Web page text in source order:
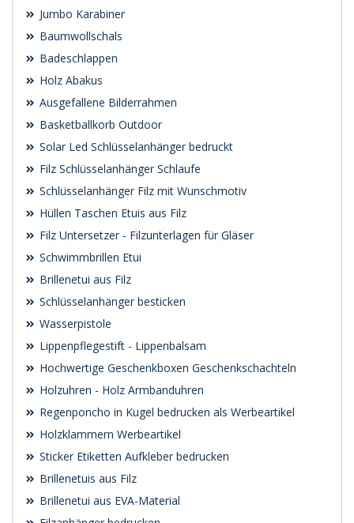
Jumbo Karabiner
Baumwollschals
Badeschlappen
Holz Abakus
Ausgefallene Bilderrahmen
Basketballkorb Outdoor
Solar Led Schlüsselanhänger bedruckt
Filz Schlüsselanhänger Schlaufe
Schlüsselanhänger Filz mit Wunschmotiv
Hüllen Taschen Etuis aus Filz
Filz Untersetzer - Filzunterlagen für Gläser
Schwimmbrillen Etui
Brillenetui aus Filz
Schlüsselanhänger besticken
Wasserpistole
Lippenpflegestift - Lippenbalsam
Hochwertige Geschenkboxen Geschenkschachteln
Holzuhren - Holz Armbanduhren
Regenponcho in Kugel bedrucken als Werbeartikel
Holzklammern Werbeartikel
Sticker Etiketten Aufkleber bedrucken
Brillenetuis aus Filz
Brillenetui aus EVA-Material